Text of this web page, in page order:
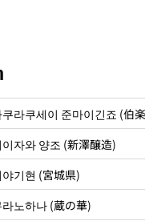
라쿠세이 준마이긴죠 (伯
이자와 양조 (新澤醸造)
야기현 (宮城県)
라노하나 (蔵の華)